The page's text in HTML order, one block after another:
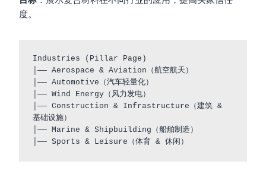
度。
Industries (Pillar Page)
│── Aerospace & Aviation（航空航天）
│── Automotive（汽车轻量化）
│── Wind Energy（风力发电）
│── Construction & Infrastructure（建筑 &
基础设施）
│── Marine & Shipbuilding（船舶制造）